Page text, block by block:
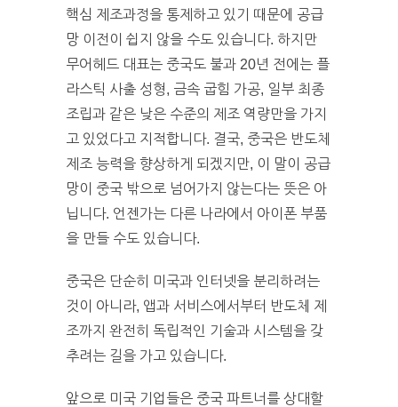
핵심 제조과정을 통제하고 있기 때문에 공급
망 이전이 쉽지 않을 수도 있습니다. 하지만
무어헤드 대표는 중국도 불과 20년 전에는 플
라스틱 사출 성형, 금속 굽힘 가공, 일부 최종
조립과 같은 낮은 수준의 제조 역량만을 가지
고 있었다고 지적합니다. 결국, 중국은 반도체
제조 능력을 향상하게 되겠지만, 이 말이 공급
망이 중국 밖으로 넘어가지 않는다는 뜻은 아
닙니다. 언젠가는 다른 나라에서 아이폰 부품
을 만들 수도 있습니다.
중국은 단순히 미국과 인터넷을 분리하려는
것이 아니라, 앱과 서비스에서부터 반도체 제
조까지 완전히 독립적인 기술과 시스템을 갖
추려는 길을 가고 있습니다.
앞으로 미국 기업들은 중국 파트너를 상대할